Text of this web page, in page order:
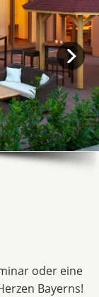
oder eine
Bayerns!